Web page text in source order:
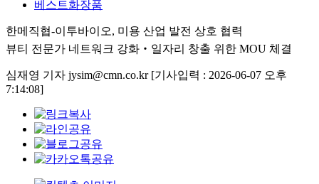
베스트화장품
한메직협-이투바이오, 미용 산업 발전 상호 협력
뷰티 전문가 네트워크 강화‧일자리 창출 위한 MOU 체결
심재영 기자 jysim@cmn.co.kr [기사입력 : 2026-06-07 오후
7:14:08]